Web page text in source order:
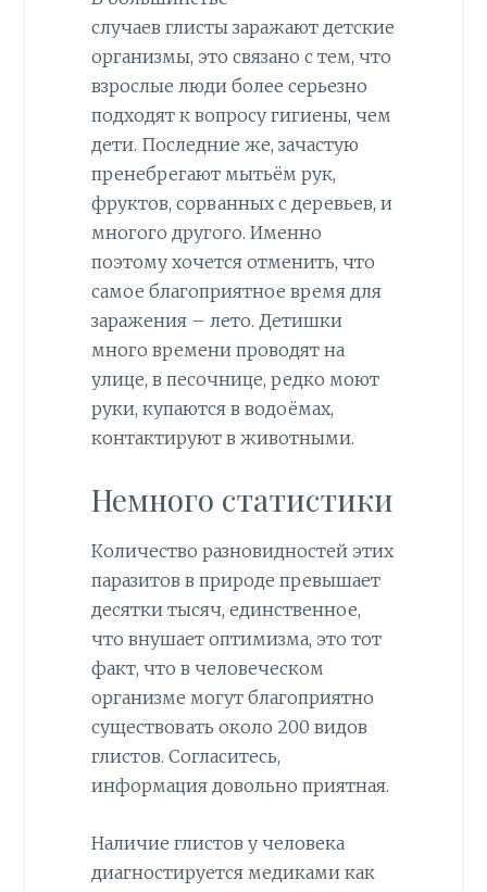
случаев глисты заражают детские
организмы, это связано с тем, что
взрослые люди более серьезно
подходят к вопросу гигиены, чем
дети. Последние же, зачастую
пренебрегают мытьём рук,
фруктов, сорванных с деревьев, и
многого другого. Именно
поэтому хочется отменить, что
самое благоприятное время для
заражения – лето. Детишки
много времени проводят на
улице, в песочнице, редко моют
руки, купаются в водоёмах,
контактируют в животными.
Немного статистики
Количество разновидностей этих
паразитов в природе превышает
десятки тысяч, единственное,
что внушает оптимизма, это тот
факт, что в человеческом
организме могут благоприятно
существовать около 200 видов
глистов. Согласитесь,
информация довольно приятная.
Наличие глистов у человека
диагностируется медиками как